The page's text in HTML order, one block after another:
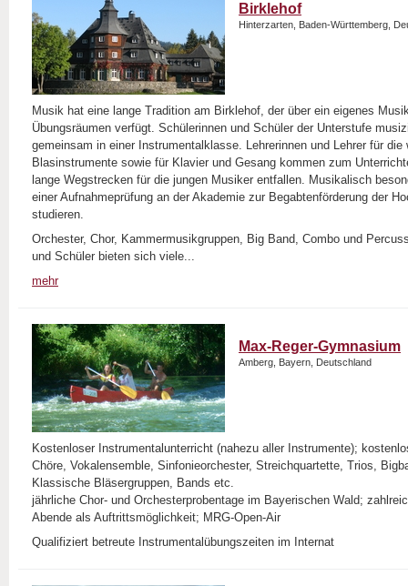
Birklehof
Hinterzarten, Baden-Württemberg,
Musik hat eine lange Tradition am Birklehof, der über ein eigenes
Übungsräumen verfügt. Schülerinnen und Schüler der Unterstufe
gemeinsam in einer Instrumentalklasse. Lehrerinnen und Lehrer für
Blasinstrumente sowie für Klavier und Gesang kommen zum
lange Wegstrecken für die jungen Musiker entfallen. Musikalisch
einer Aufnahmeprüfung an der Akademie zur Begabtenförderung der
studieren.
Orchester, Chor, Kammermusikgruppen, Big Band, Combo und
und Schüler bieten sich viele...
mehr
Max-Reger-Gymnasium
Amberg, Bayern, Deutschland
Kostenloser Instrumentalunterricht (nahezu aller Instrumente);
Chöre, Vokalensemble, Sinfonieorchester, Streichquartette, Trios,
Klassische Bläsergruppen, Bands etc.
jährliche Chor- und Orchesterprobentage im Bayerischen Wald;
Abende als Auftrittsmöglichkeit; MRG-Open-Air
Qualifiziert betreute Instrumentalübungszeiten im Internat